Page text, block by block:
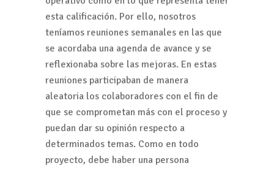
esta calificación. Por ello, nosotros
teníamos reuniones semanales en las que
se acordaba una agenda de avance y se
reflexionaba sobre las mejoras. En estas
reuniones participaban de manera
aleatoria los colaboradores con el fin de
que se comprometan más con el proceso y
puedan dar su opinión respecto a
determinados temas. Como en todo
proyecto, debe haber una persona